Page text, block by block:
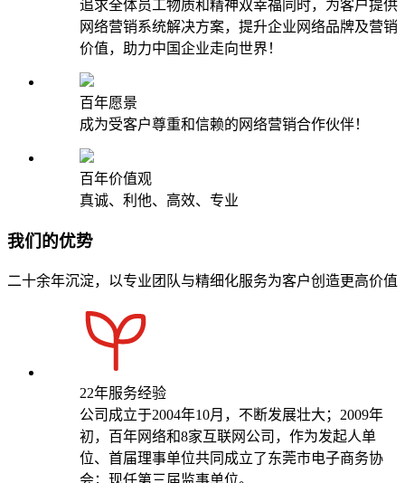
追求全体员工物质和精神双幸福同时，为客户提供
网络营销系统解决方案，提升企业网络品牌及营销
价值，助力中国企业走向世界！
百年愿景
成为受客户尊重和信赖的网络营销合作伙伴！
百年价值观
真诚、利他、高效、专业
我们的优势
二十余年沉淀，以专业团队与精细化服务为客户创造更高价值
22年服务经验
公司成立于2004年10月，不断发展壮大；2009年
初，百年网络和8家互联网公司，作为发起人单
位、首届理事单位共同成立了东莞市电子商务协
会；现任第三届监事单位。